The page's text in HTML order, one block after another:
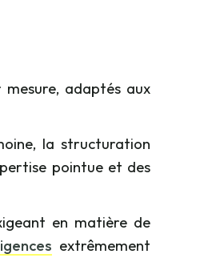
adaptés aux
la structuration
pointue et des
en matière de
extrêmement